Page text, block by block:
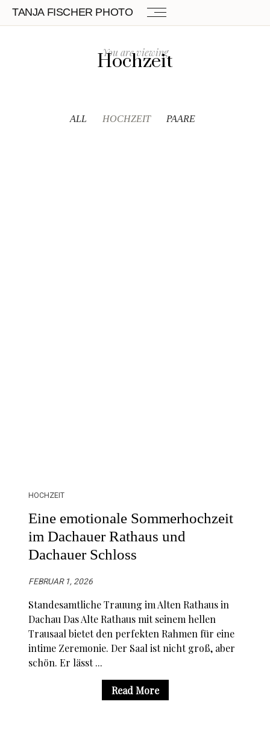
TANJA FISCHER PHOTO
You are viewing
Hochzeit
ALL HOCHZEIT PAARE
HOCHZEIT
Eine emotionale Sommerhochzeit
im Dachauer Rathaus und
Dachauer Schloss
FEBRUAR 1, 2026
Standesamtliche Trauung im Alten Rathaus in
Dachau Das Alte Rathaus mit seinem hellen
Trausaal bietet den perfekten Rahmen für eine
intime Zeremonie. Der Saal ist nicht groß, aber
schön. Er lässt ...
Read More